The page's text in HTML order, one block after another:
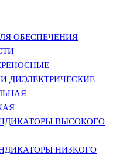
ОБЕСПЕЧЕНИЯ
ДИЭЛЕКТРИЧЕСКИЕ
ВЫСОКОГО
НИЗКОГО